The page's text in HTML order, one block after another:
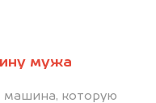
мужа
машина, которую
сумму.